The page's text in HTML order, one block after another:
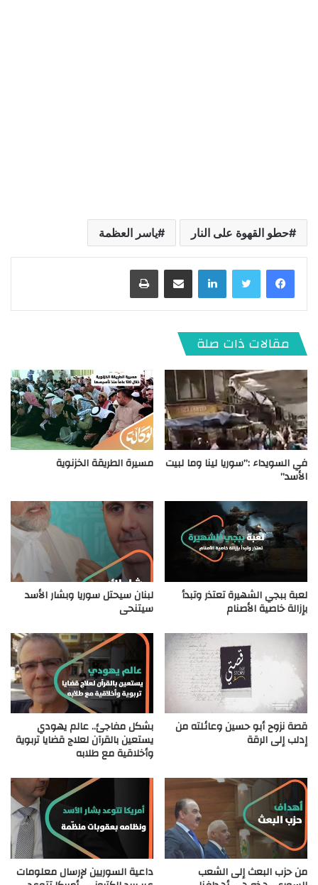
حطو القهوة على النار ياسر العظمة
لينكدإن
مقالات ذات صلة
في السويداء :”سوريا لينا وما لبيت
الأسد”
مسيرة الطريقة الخزنوية
لعبة ببجي الشهيرة تعتذر وتبدأ
بإزالة خاصية الأصنام
لبنان سيحتل سوريا وبشار الأسد
سيتنحى
قصة نزوح أبو حسين وعائلته من
إدلب إلى الرقة
بشكل مفاجئ.. عالم يهودي
يستعين بالقرآن لعلاج قضايا تربوية
وأخلاقية مع طلابه
من حزب البعث إلى الشعب داعية السوريين لإرسال معلومات